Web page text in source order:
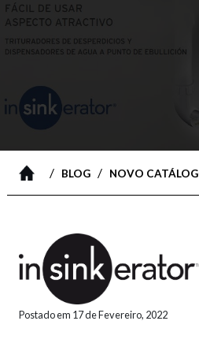
/ BLOG/ NOVO
Postado em 17 de Fevereiro, 2022